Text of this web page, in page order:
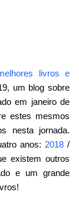
livros e
um blog sobre
em janeiro de
estes mesmos
nesta jornada.
anos: 2018 /
existem outros
e um grande